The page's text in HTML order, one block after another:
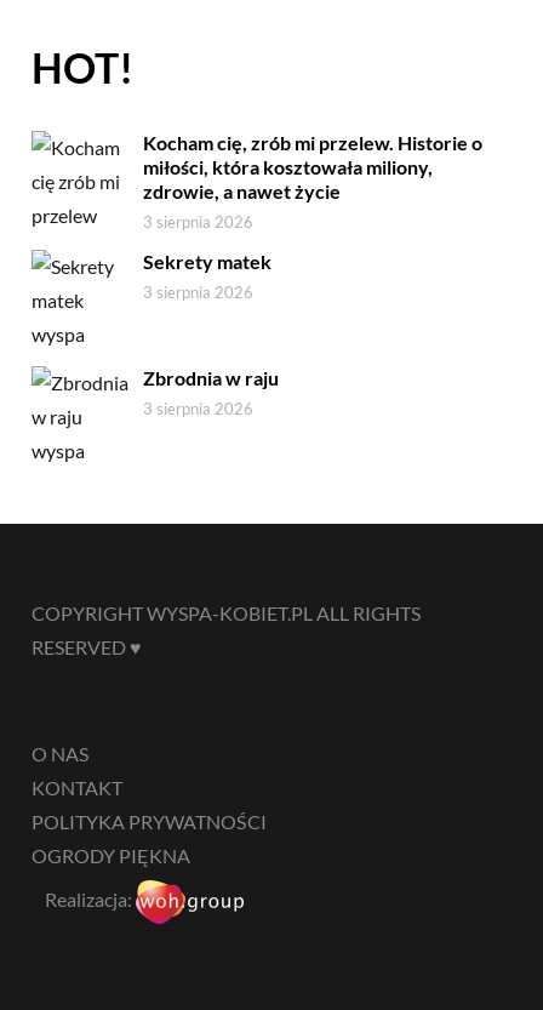
HOT!
Kocham cię, zrób mi przelew. Historie o
miłości, która kosztowała miliony,
zdrowie, a nawet życie
3 sierpnia 2026
Sekrety matek
3 sierpnia 2026
Zbrodnia w raju
3 sierpnia 2026
COPYRIGHT WYSPA-KOBIET.PL ALL RIGHTS
RESERVED ♥
O NAS
KONTAKT
POLITYKA PRYWATNOŚCI
OGRODY PIĘKNA
Realizacja: